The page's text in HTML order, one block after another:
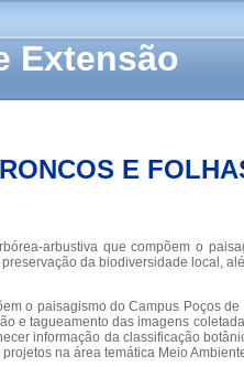
Extensão
E
arbustiva que compõem o
da biodiversidade local,
o paisagismo do Campus Poços
e tagueamento das imagens
informação da classificação
na área temática Meio